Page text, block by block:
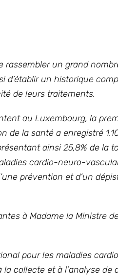
rassembler un grand
un historique
de leurs traitements.
au Luxembourg, la
de la santé a enregistré
ainsi 25,8% de la
cardio-neuro-
prévention et d’un
à Madame la Ministre
pour les maladies
collecte et à l’analyse de